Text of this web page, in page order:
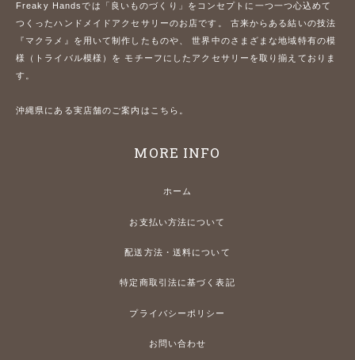
Freaky Handsでは「良いものづくり」をコンセプトに一つ一つ心込めて
つくったハンドメイドアクセサリーのお店です。 古来からある結いの技法
『マクラメ』を用いて制作したものや、 世界中のさまざまな地域特有の模
様（トライバル模様）を モチーフにしたアクセサリーを取り揃えておりま
す。
沖縄県にある実店舗のご案内はこちら。
MORE INFO
ホーム
お支払い方法について
配送方法・送料について
特定商取引法に基づく表記
プライバシーポリシー
お問い合わせ